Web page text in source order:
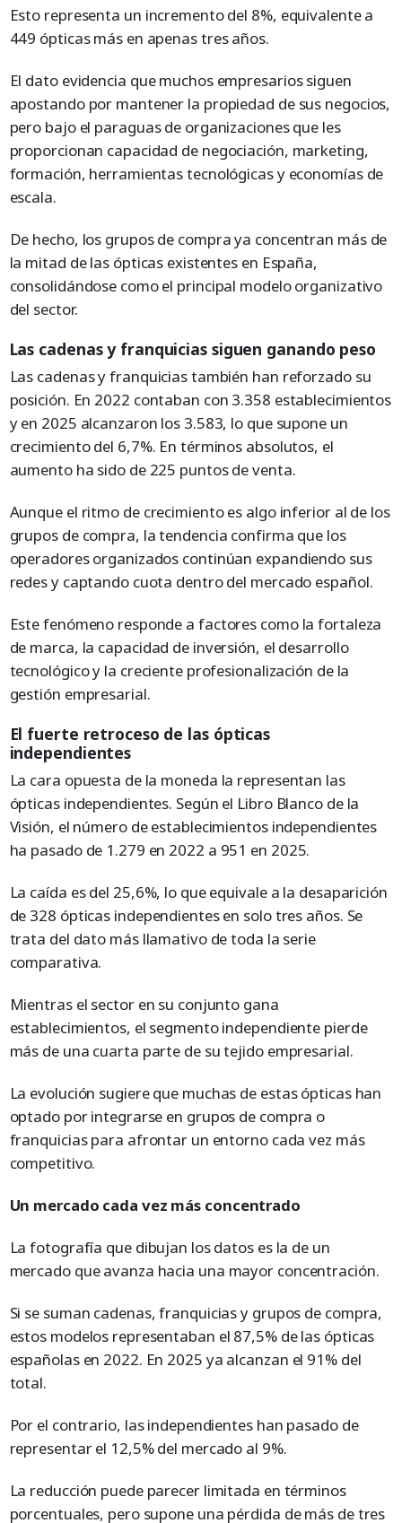
Esto representa un incremento del 8%, equivalente a
449 ópticas más en apenas tres años.
El dato evidencia que muchos empresarios siguen
apostando por mantener la propiedad de sus negocios,
pero bajo el paraguas de organizaciones que les
proporcionan capacidad de negociación, marketing,
formación, herramientas tecnológicas y economías de
escala.
De hecho, los grupos de compra ya concentran más de
la mitad de las ópticas existentes en España,
consolidándose como el principal modelo organizativo
del sector.
Las cadenas y franquicias siguen ganando peso
Las cadenas y franquicias también han reforzado su
posición. En 2022 contaban con 3.358 establecimientos
y en 2025 alcanzaron los 3.583, lo que supone un
crecimiento del 6,7%. En términos absolutos, el
aumento ha sido de 225 puntos de venta.
Aunque el ritmo de crecimiento es algo inferior al de los
grupos de compra, la tendencia confirma que los
operadores organizados continúan expandiendo sus
redes y captando cuota dentro del mercado español.
Este fenómeno responde a factores como la fortaleza
de marca, la capacidad de inversión, el desarrollo
tecnológico y la creciente profesionalización de la
gestión empresarial.
El fuerte retroceso de las ópticas
independientes
La cara opuesta de la moneda la representan las
ópticas independientes. Según el Libro Blanco de la
Visión, el número de establecimientos independientes
ha pasado de 1.279 en 2022 a 951 en 2025.
La caída es del 25,6%, lo que equivale a la desaparición
de 328 ópticas independientes en solo tres años. Se
trata del dato más llamativo de toda la serie
comparativa.
Mientras el sector en su conjunto gana
establecimientos, el segmento independiente pierde
más de una cuarta parte de su tejido empresarial.
La evolución sugiere que muchas de estas ópticas han
optado por integrarse en grupos de compra o
franquicias para afrontar un entorno cada vez más
competitivo.
Un mercado cada vez más concentrado
La fotografía que dibujan los datos es la de un
mercado que avanza hacia una mayor concentración.
Si se suman cadenas, franquicias y grupos de compra,
estos modelos representaban el 87,5% de las ópticas
españolas en 2022. En 2025 ya alcanzan el 91% del
total.
Por el contrario, las independientes han pasado de
representar el 12,5% del mercado al 9%.
La reducción puede parecer limitada en términos
porcentuales, pero supone una pérdida de más de tres